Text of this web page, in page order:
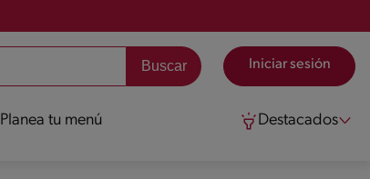
Iniciar sesión
Planea tu menú Destacados